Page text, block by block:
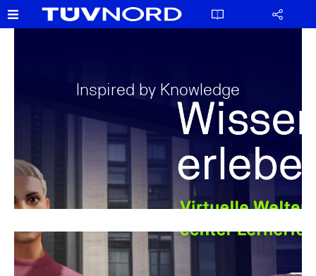
Inspired by Knowledge